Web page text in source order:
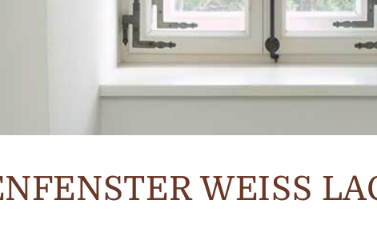
WEISS